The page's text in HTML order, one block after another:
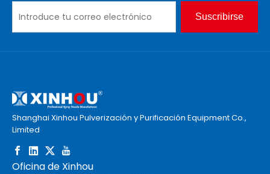
Suscribirse
Shanghai Xinhou Pulverización y Purificación Equipment Co.,
Limited
Oficina de Xinhou